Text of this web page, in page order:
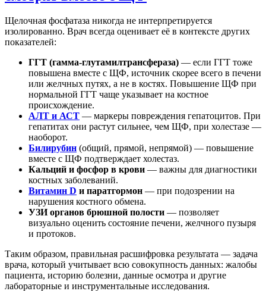
Щелочная фосфатаза никогда не интерпретируется
изолированно. Врач всегда оценивает её в контексте других
показателей:
ГГТ (гамма-глутамилтрансфераза) — если ГГТ тоже
повышена вместе с ЩФ, источник скорее всего в печени
или желчных путях, а не в костях. Повышение ЩФ при
нормальной ГГТ чаще указывает на костное
происхождение.
АЛТ и АСТ — маркеры повреждения гепатоцитов. При
гепатитах они растут сильнее, чем ЩФ, при холестазе —
наоборот.
Билирубин (общий, прямой, непрямой) — повышение
вместе с ЩФ подтверждает холестаз.
Кальций и фосфор в крови — важны для диагностики
костных заболеваний.
Витамин D и паратгормон — при подозрении на
нарушения костного обмена.
УЗИ органов брюшной полости — позволяет
визуально оценить состояние печени, желчного пузыря
и протоков.
Таким образом, правильная расшифровка результата — задача
врача, который учитывает всю совокупность данных: жалобы
пациента, историю болезни, данные осмотра и другие
лабораторные и инструментальные исследования.